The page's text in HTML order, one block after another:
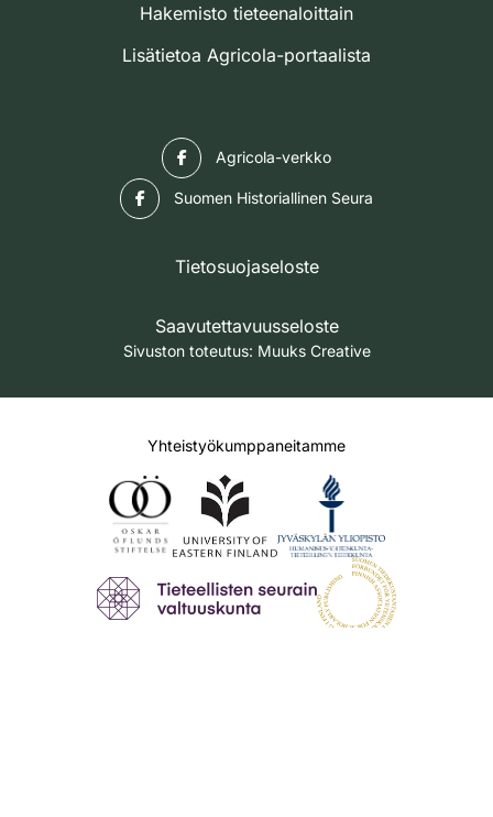
Hakemisto tieteenaloittain
Lisätietoa Agricola-portaalista
Agricola-verkko
Suomen Historiallinen Seura
Tietosuojaseloste
Saavutettavuusseloste
Sivuston toteutus: Muuks Creative
Yhteistyökumppaneitamme